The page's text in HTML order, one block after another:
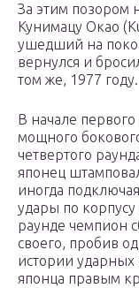
За этим позором
Кунимацу Окао
ушедший на
вернулся и
том же, 1977 году.
В начале
мощного
четвертого
японец
иногда
удары по
раунде чемпион
своего, пробив
истории
японца правым